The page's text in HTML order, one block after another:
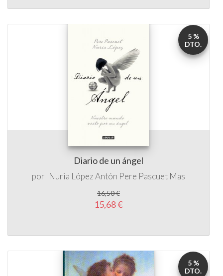
Diario de un ángel
por Nuria López Antón Pere Pascuet Mas
16,50 €
15,68 €
5 %
DTO.
5 %
DTO.